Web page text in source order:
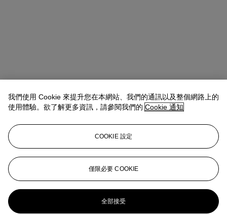
Ada Tsui (徐文君)Senior Vice President, Head of Department,
20th/21st Century Art, Asia Pacific
adatsui@christies.com
更多來自 二十一世紀藝術 日間拍賣
我們使用 Cookie 來提升您在本網站、我們的通訊以及整個網路上的
使用體驗。欲了解更多資訊，請參閱我們的 Cookie 通知
COOKIE 設定
僅限必要 COOKIE
全部接受